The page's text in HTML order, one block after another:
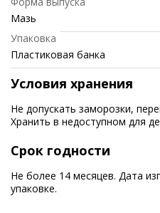
Мазь
Упаковка
Пластиковая банка
Условия хранения
Не допускать заморозки,
Хранить в недоступном для
Срок годности
Не более 14 месяцев. Дата
упаковке.